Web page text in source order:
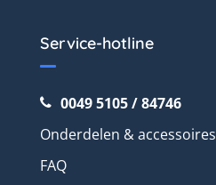
Service-hotline
0049 5105 / 84746
Onderdelen & accessoires
FAQ